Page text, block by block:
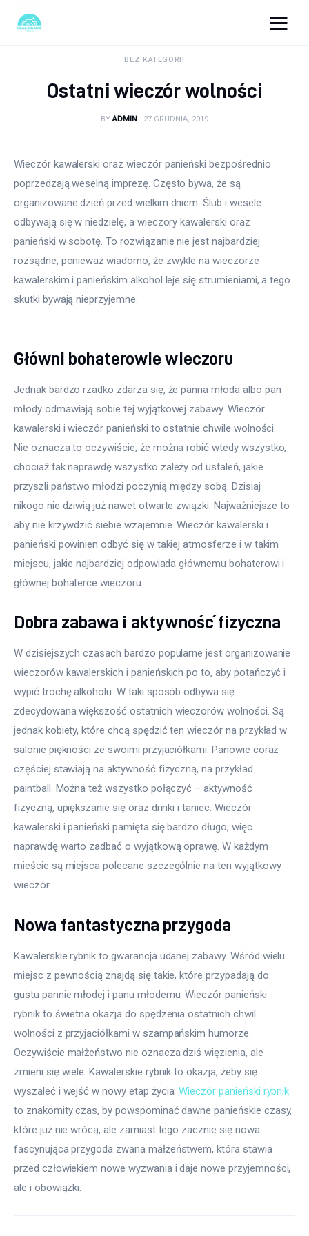
Turystyka
Dom i ogród
Uroda
Zdrowie
Więcej
BEZ KATEGORII
Ostatni wieczór wolności
BY ADMIN 27 GRUDNIA, 2019
Wieczór kawalerski oraz wieczór panieński bezpośrednio
poprzedzają weselną imprezę. Często bywa, że są
organizowane dzień przed wielkim dniem. Ślub i wesele
odbywają się w niedzielę, a wieczory kawalerski oraz
panieński w sobotę. To rozwiązanie nie jest najbardziej
rozsądne, ponieważ wiadomo, że zwykle na wieczorze
kawalerskim i panieńskim alkohol leje się strumieniami, a tego
skutki bywają nieprzyjemne.
Główni bohaterowie wieczoru
Jednak bardzo rzadko zdarza się, że panna młoda albo pan
młody odmawiają sobie tej wyjątkowej zabawy. Wieczór
kawalerski i wieczór panieński to ostatnie chwile wolności.
Nie oznacza to oczywiście, że można robić wtedy wszystko,
chociaż tak naprawdę wszystko zależy od ustaleń, jakie
przyszli państwo młodzi poczynią między sobą. Dzisiaj
nikogo nie dziwią już nawet otwarte związki. Najważniejsze to
aby nie krzywdzić siebie wzajemnie. Wieczór kawalerski i
panieński powinien odbyć się w takiej atmosferze i w takim
miejscu, jakie najbardziej odpowiada głównemu bohaterowi i
głównej bohaterce wieczoru.
Dobra zabawa i aktywność fizyczna
W dzisiejszych czasach bardzo popularne jest organizowanie
wieczorów kawalerskich i panieńskich po to, aby potańczyć i
wypić trochę alkoholu. W taki sposób odbywa się
zdecydowana większość ostatnich wieczorów wolności. Są
jednak kobiety, które chcą spędzić ten wieczór na przykład w
salonie piękności ze swoimi przyjaciółkami. Panowie coraz
częściej stawiają na aktywność fizyczną, na przykład
paintball. Można też wszystko połączyć – aktywność
fizyczną, upiększanie się oraz drinki i taniec. Wieczór
kawalerski i panieński pamięta się bardzo długo, więc
naprawdę warto zadbać o wyjątkową oprawę. W każdym
mieście są miejsca polecane szczególnie na ten wyjątkowy
wieczór.
Nowa fantastyczna przygoda
Kawalerskie rybnik to gwarancja udanej zabawy. Wśród wielu
miejsc z pewnością znajdą się takie, które przypadają do
gustu pannie młodej i panu młodemu. Wieczór panieński
rybnik to świetna okazja do spędzenia ostatnich chwil
wolności z przyjaciółkami w szampańskim humorze.
Oczywiście małżeństwo nie oznacza dziś więzienia, ale
zmieni się wiele. Kawalerskie rybnik to okazja, żeby się
wyszaleć i wejść w nowy etap życia. Wieczór panieński rybnik
to znakomity czas, by powspominać dawne panieńskie czasy,
które już nie wrócą, ale zamiast tego zacznie się nowa
fascynująca przygoda zwana małżeństwem, która stawia
przed człowiekiem nowe wyzwania i daje nowe przyjemności,
ale i obowiązki.